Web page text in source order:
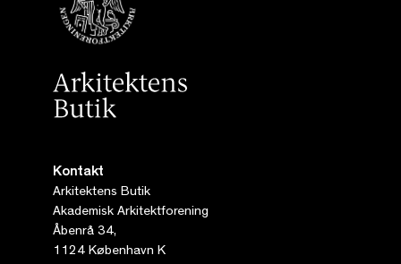
Kontakt
Arkitektens Butik
Akademisk Arkitektforening
Åbenrå 34,
1124 København K